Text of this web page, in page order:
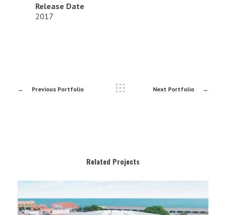
Release Date
2017
Previous Portfolio Next Portfolio
Related Projects